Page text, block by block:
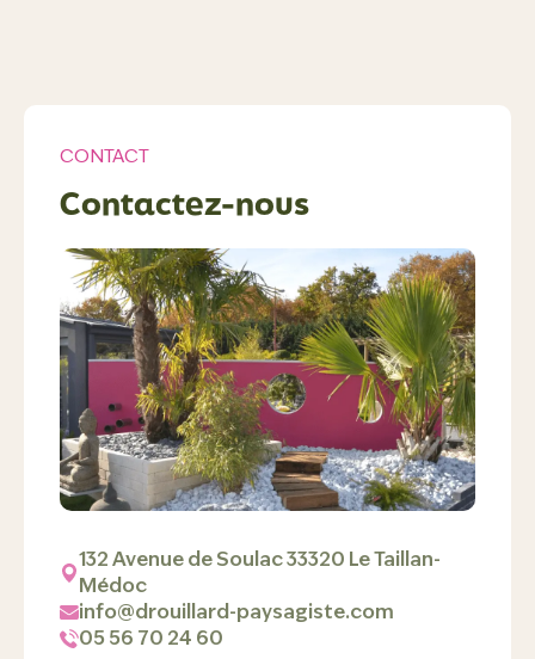
CONTACT
Contactez-nous
132 Avenue de Soulac 33320 Le Taillan-
Médoc
info@drouillard-paysagiste.com
05 56 70 24 60